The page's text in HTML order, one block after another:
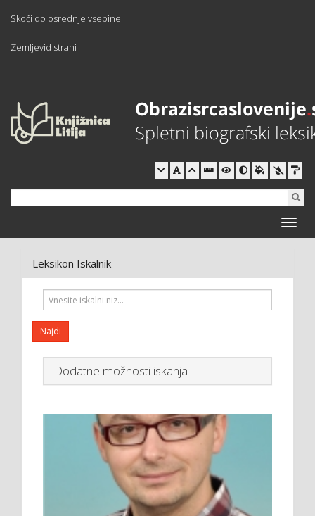
Skoči do osrednje vsebine
Zemljevid strani
Toggle
Leksikon Iskalnik
Dodatne možnosti iskanja